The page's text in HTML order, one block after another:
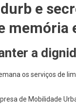
e
memória
a
os serviços de
de Mobilidade